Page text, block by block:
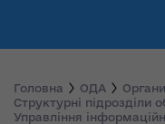
Головна ОДА
Структурні підрозділи
Управління